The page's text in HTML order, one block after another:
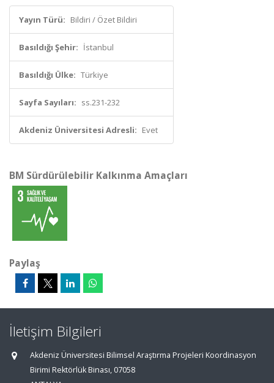
Yayın Türü: Bildiri / Özet Bildiri
Basıldığı Şehir: İstanbul
Basıldığı Ülke: Türkiye
Sayfa Sayıları: ss.231-232
Akdeniz Üniversitesi Adresli: Evet
BM Sürdürülebilir Kalkınma Amaçları
Paylaş
İletişim Bilgileri
Akdeniz Üniversitesi Bilimsel Araştırma Projeleri Koordinasyon
Birimi Rektörlük Binası, 07058